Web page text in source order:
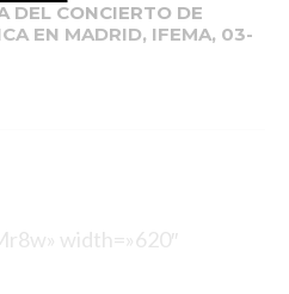
DEL CONCIERTO DE
EN MADRID, IFEMA, 03-
width=»620″